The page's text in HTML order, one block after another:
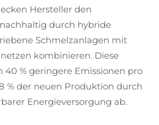
Hersteller den
durch hybride
Schmelzanlagen mit
kombinieren. Diese
40 % geringere Emissionen pro
% der neuen Produktion durch
Energieversorgung ab.